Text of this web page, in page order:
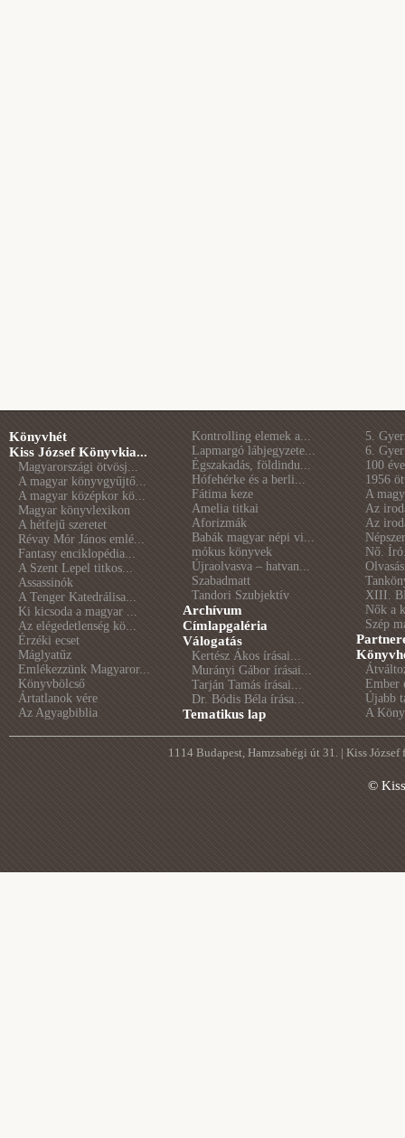
Könyvhét
Kiss József Könyvkia...
Magyarországi ötvösj...
A magyar könyvgyűjtő...
A magyar középkor kö...
Magyar könyvlexikon
A hétfejű szeretet
Révay Mór János emlé...
Fantasy enciklopédia...
A Szent Lepel titkos...
Assassinók
A Tenger Katedrálisa...
Ki kicsoda a magyar ...
Az elégedetlenség kö...
Érzéki ecset
Máglyatűz
Emlékezzünk Magyaror...
Könyvbölcső
Ártatlanok vére
Az Agyagbiblia
Kontrolling elemek a...
Lapmargó lábjegyzete...
Égszakadás, földindu...
Hófehérke és a berli...
Fátima keze
Amelia titkai
Aforizmák
Babák magyar népi vi...
mókus könyvek
Újraolvasva – hatvan...
Szabadmatt
Tandori Szubjektív
Archívum
Címlapgaléria
Válogatás
Kertész Ákos írásai...
Murányi Gábor írásai...
Tarján Tamás írásai...
Dr. Bódis Béla írása...
Tematikus lap
5.
6.
100
1956
A
Az
Az
Nő.
XIII.
Nők a
Szép
Ember
Újabb
A
1114 Budapest, Hamzsabégi út 31. | Kiss
©